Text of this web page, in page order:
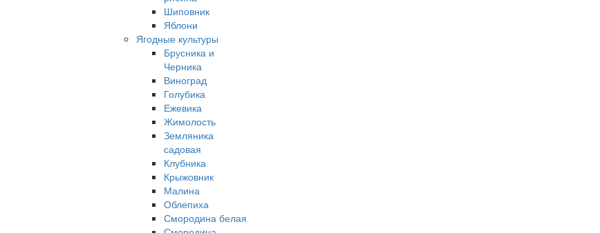
Шиповник
Яблони
Ягодные культуры
Брусника и
Черника
Виноград
Голубика
Ежевика
Жимолость
Земляника
садовая
Клубника
Крыжовник
Малина
Облепиха
Смородина белая